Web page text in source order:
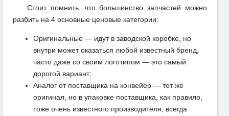
Стоит помнить, что большинство запчастей можно
разбить на 4 основные ценовые категории:
Оригинальные — идут в заводской коробке, но
внутри может оказаться любой известный бренд,
часто даже со своим логотипом — это самый
дорогой вариант;
Аналог от поставщика на конвейер — тот же
оригинал, но в упаковке поставщика, как правило,
тоже очень известного производителя, всегда